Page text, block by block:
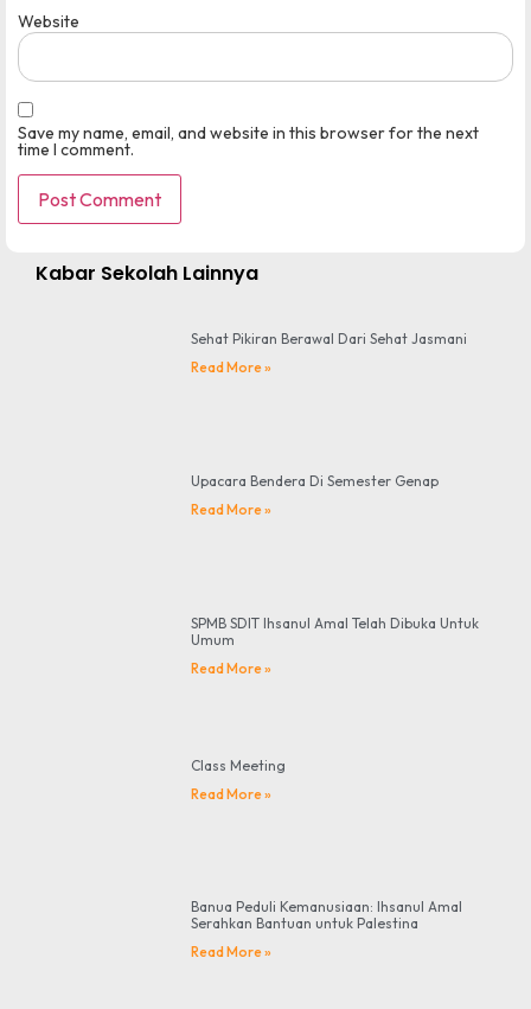
Website
Save my name, email, and website in this browser for the next
time I comment.
Kabar Sekolah Lainnya
Sehat Pikiran Berawal Dari Sehat Jasmani
Read More »
Upacara Bendera Di Semester Genap
Read More »
SPMB SDIT Ihsanul Amal Telah Dibuka Untuk
Umum
Read More »
Class Meeting
Read More »
Banua Peduli Kemanusiaan: Ihsanul Amal
Serahkan Bantuan untuk Palestina
Read More »